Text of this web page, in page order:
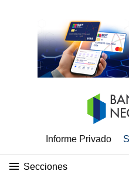
Informe Privado
Secciones